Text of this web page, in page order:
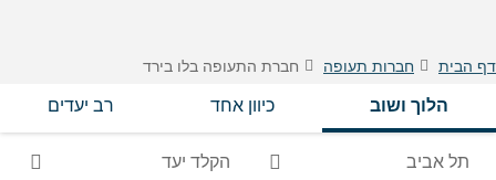
דף הבית חברות תעופה חברת התעופה בלו בירד
הלוך ושוב כיוון אחד רב יעדים